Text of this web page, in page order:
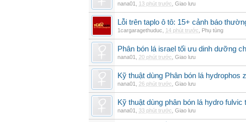
nana01 13 phút trước Giao lưu
Lỗi trên taplo ô tô: 15+ cảnh báo
1cargaragethuduc 14 phút trước Phụ tùng
Phân bón lá israel tối ưu dinh dưỡng
nana01 20 phút trước Giao lưu
Kỹ thuật dùng Phân bón lá hydrophos
nana01 26 phút trước Giao lưu
Kỹ thuật dùng phân bón lá hydro fulvic
nana01 33 phút trước Giao lưu